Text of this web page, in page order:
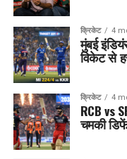
क्रिकेट 4
मुंबई
विकेट से
क्रिकेट 4
RCB vs
चमकी